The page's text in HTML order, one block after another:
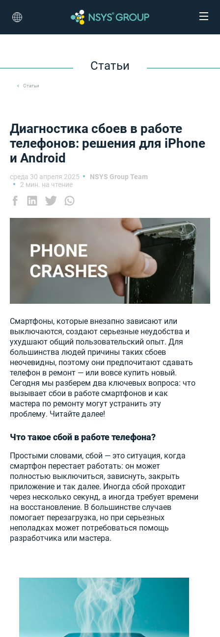
Статьи
Статьи
Диагностика сбоев в работе
телефонов: решения для iPhone
и Android
среда 30 апреля 2025
NSYS Group Team
2 мин. на чтение
Смартфоны, которые внезапно зависают или
выключаются, создают серьезные неудобства и
ухудшают общий пользовательский опыт. Для
большинства людей причины таких сбоев
неочевидны, поэтому они предпочитают сдавать
телефон в ремонт — или вовсе купить новый.
Сегодня мы разберем два ключевых вопроса: что
вызывает сбои в работе смартфонов и как
мастера по ремонту могут устранить эту
проблему. Читайте далее!
Что такое сбой в работе телефона?
Простыми словами, сбой — это ситуация, когда
смартфон перестает работать: он может
полностью выключиться, зависнуть, закрыть
приложение и так далее. Иногда сбой проходит
через несколько секунд, а иногда требует времени
на восстановление. В большинстве случаев
помогает перезагрузка, но при серьезных
неполадках может потребоваться помощь
разработчика или мастера.